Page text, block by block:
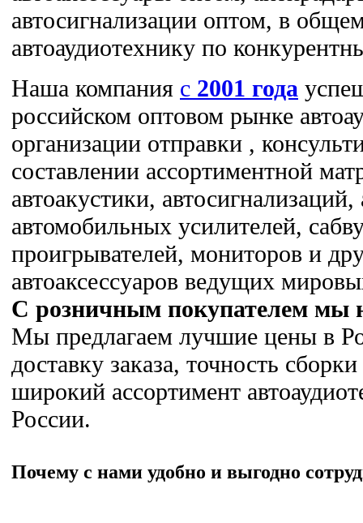
автосигнализации оптом, в
автоаудиотехнику по
Наша компания c 2001 года
российском оптовом рынке
организации отправки ,
составлении ассортиментной
автоакустики,
автомобильных усилителей,
проигрывателей, мониторов и
автоаксессуаров ведущих
С розничным покупателем мы
Мы предлагаем лучшие цены в
доставку заказа, точность
широкий ассортимент
России.
Почему с нами удобно и выгодно